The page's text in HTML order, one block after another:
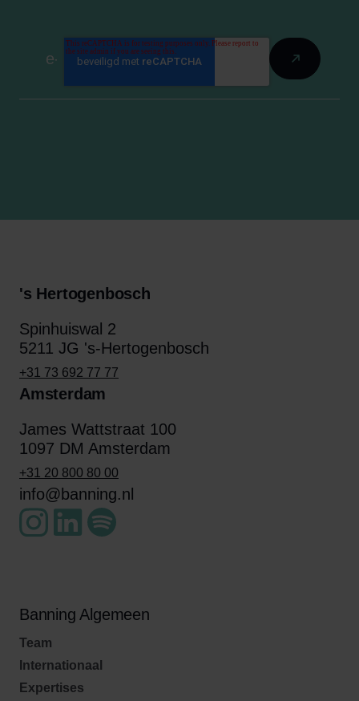
's Hertogenbosch
Spinhuiswal 2
5211 JG 's-Hertogenbosch
+31 73 692 77 77
Amsterdam
James Wattstraat 100
1097 DM Amsterdam
+31 20 800 80 00
info@banning.nl
Banning Algemeen
Team
Internationaal
Expertises